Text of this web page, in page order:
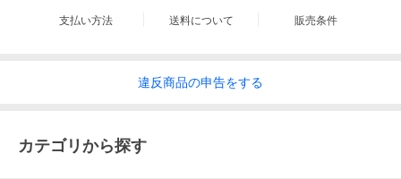
支払い方法 送料について 販売条件
違反商品の申告をする
カテゴリから探す